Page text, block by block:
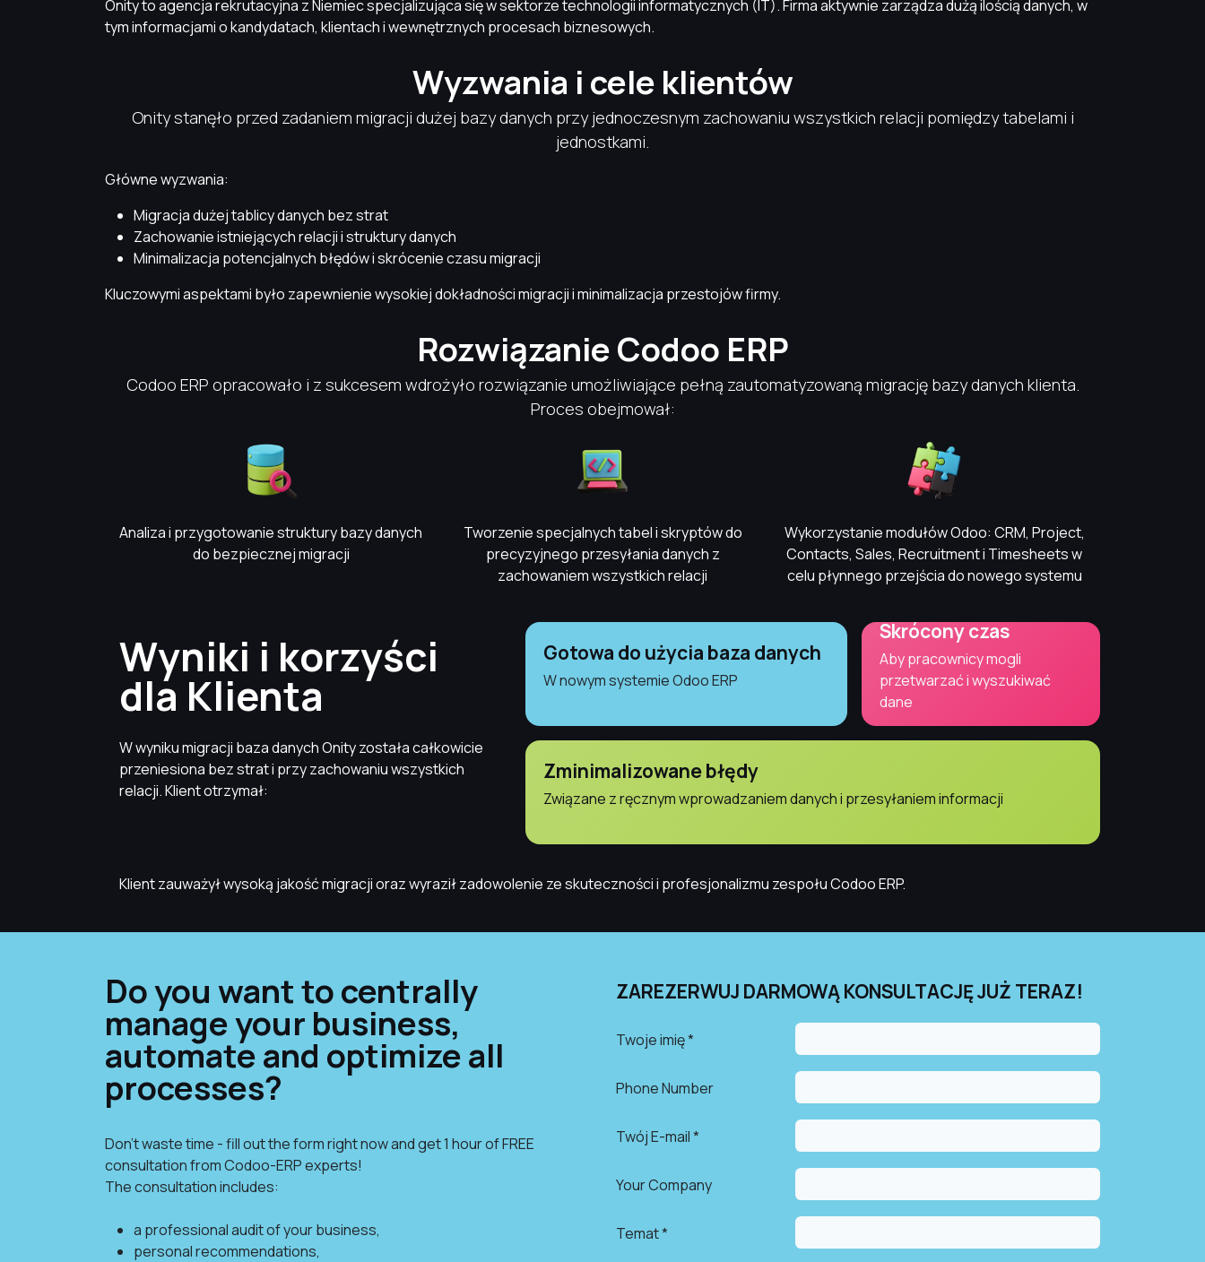
Onity to agencja rekrutacyjna z Niemiec specjalizująca się w sektorze technologii informatycznych (IT). Firma aktywnie zarządza dużą ilością danych, w
tym informacjami o kandydatach, klientach i wewnętrznych procesach biznesowych.
Wyzwania i cele klientów
Onity stanęło przed zadaniem migracji dużej bazy danych przy jednoczesnym zachowaniu wszystkich relacji pomiędzy tabelami i
jednostkami.
Główne wyzwania:
Migracja dużej tablicy danych bez strat
Zachowanie istniejących relacji i struktury danych
Minimalizacja potencjalnych błędów i skrócenie czasu migracji
Kluczowymi aspektami było zapewnienie wysokiej dokładności migracji i minimalizacja przestojów firmy.
Rozwiązanie Codoo ERP
Codoo ERP opracowało i z sukcesem wdrożyło rozwiązanie umożliwiające pełną zautomatyzowaną migrację bazy danych klienta.
Proces obejmował:
Analiza i przygotowanie struktury bazy danych
do bezpiecznej migracji
Tworzenie specjalnych tabel i skryptów do
precyzyjnego przesyłania danych z
zachowaniem wszystkich relacji
Wykorzystanie modułów Odoo: CRM, Project,
Contacts, Sales, Recruitment i Timesheets w
celu płynnego przejścia do nowego systemu
Skrócony czas
Aby pracownicy mogli
przetwarzać i wyszukiwać
dane
Zminimalizowane błędy
Związane z ręcznym wprowadzaniem danych i przesyłaniem informacji
Wyniki i korzyści
dla Klienta
W wyniku migracji baza danych Onity została całkowicie
przeniesiona bez strat i przy zachowaniu wszystkich
relacji. Klient otrzymał:
Gotowa do użycia baza danych
W nowym systemie Odoo ERP
Klient zauważył wysoką jakość migracji oraz wyraził zadowolenie ze skuteczności i profesjonalizmu zespołu Codoo ERP.
Do you want to centrally
manage your business,
automate and optimize all
processes?
Don't waste time - fill out the form right now and get 1 hour of FREE
consultation from Codoo-ERP experts!
The consultation includes:
a professional audit of your business,
personal recommendations,
ZAREZERWUJ DARMOWĄ KONSULTACJĘ JUŻ TERAZ!
Twoje imię *
Phone Number
Twój E-mail *
Your Company
Temat *